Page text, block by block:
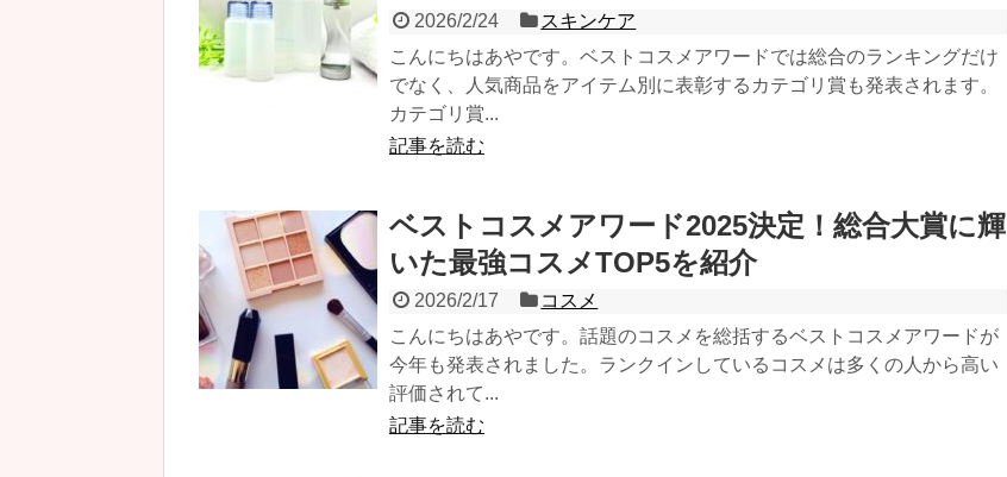
2026/2/24
スキンケア
こんにちはあやです。ベストコスメアワードでは総合のランキングだけ
でなく、人気商品をアイテム別に表彰するカテゴリ賞も発表されます。
カテゴリ賞...
記事を読む
ベストコスメアワード2025決定！総合大賞に輝
いた最強コスメTOP5を紹介
2026/2/17
コスメ
こんにちはあやです。話題のコスメを総括するベストコスメアワードが
今年も発表されました。ランクインしているコスメは多くの人から高い
評価されて...
記事を読む